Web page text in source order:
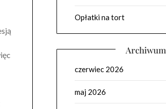
Opłatki na tort
Archiwum
czerwiec 2026
maj 2026